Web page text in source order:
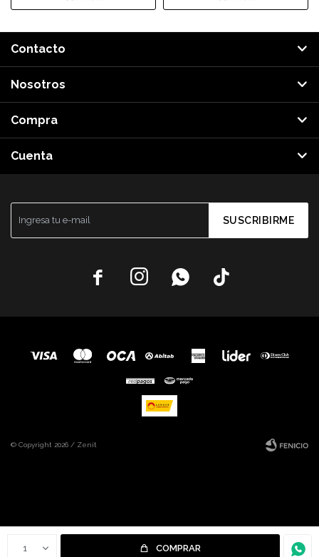
1 COMPRAR
SUSCRIBIRME
   
Contacto
Nosotros
Compra
Cuenta
© Copyright 2026 / Zenit